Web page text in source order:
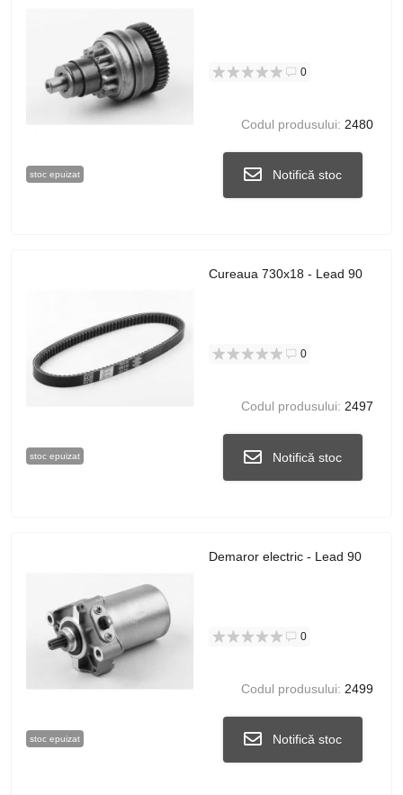
stoc epuizat
0
Codul produsului: 2480
Notifică stoc
stoc epuizat
Cureaua 730x18 - Lead 90
0
Codul produsului: 2497
Notifică stoc
stoc epuizat
Demaror electric - Lead 90
0
Codul produsului: 2499
Notifică stoc